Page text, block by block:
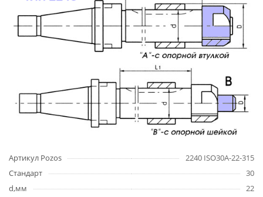
Артикул Pozos
2240 ISO30A-22-315
Стандарт
30
d,мм
22